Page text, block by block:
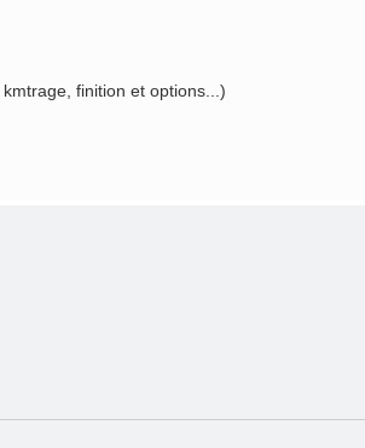
finition et options...)